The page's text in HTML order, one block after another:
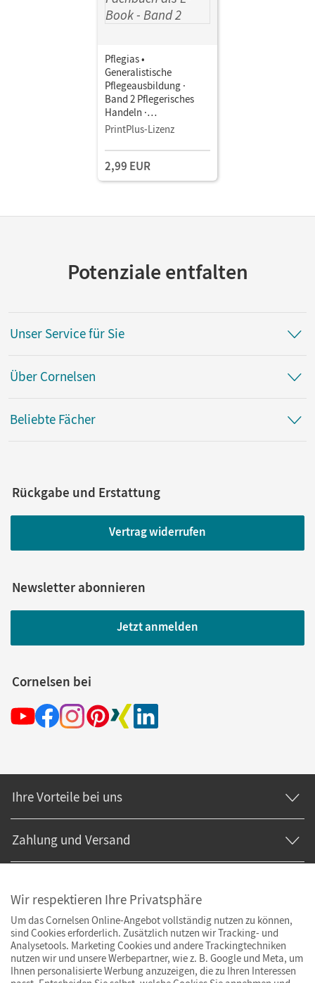
Pflegias •
Generalistische
Pflegeausbildung ·
Band 2 Pflegerisches
Handeln ·
Pflegefachfrauen/-
E-Book Mit Medien
PrintPlus-Lizenz
2,99 EUR
Potenziale entfalten
Unser Service für Sie
Über Cornelsen
Beliebte Fächer
Rückgabe und Erstattung
Vertrag widerrufen
Newsletter abonnieren
Jetzt anmelden
Cornelsen bei
Ihre Vorteile bei uns
Zahlung und Versand
Wir respektieren Ihre Privatsphäre
Um das Cornelsen Online-Angebot vollständig nutzen zu können,
sind Cookies erforderlich. Zusätzlich nutzen wir Tracking- und
Analysetools. Marketing Cookies und andere Trackingtechniken
nutzen wir und unsere Werbepartner, wie z. B. Google und Meta, um
Ihnen personalisierte Werbung anzuzeigen, die zu Ihren Interessen